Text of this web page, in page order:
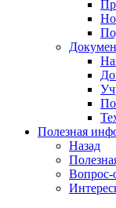
Полезная
Назад
Вопрос-